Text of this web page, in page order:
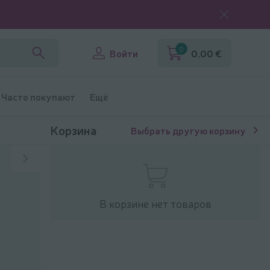
Войти 0 0,00 €
Часто покупают Ещё
Корзина Выбрать другую корзину
В корзине нет товаров